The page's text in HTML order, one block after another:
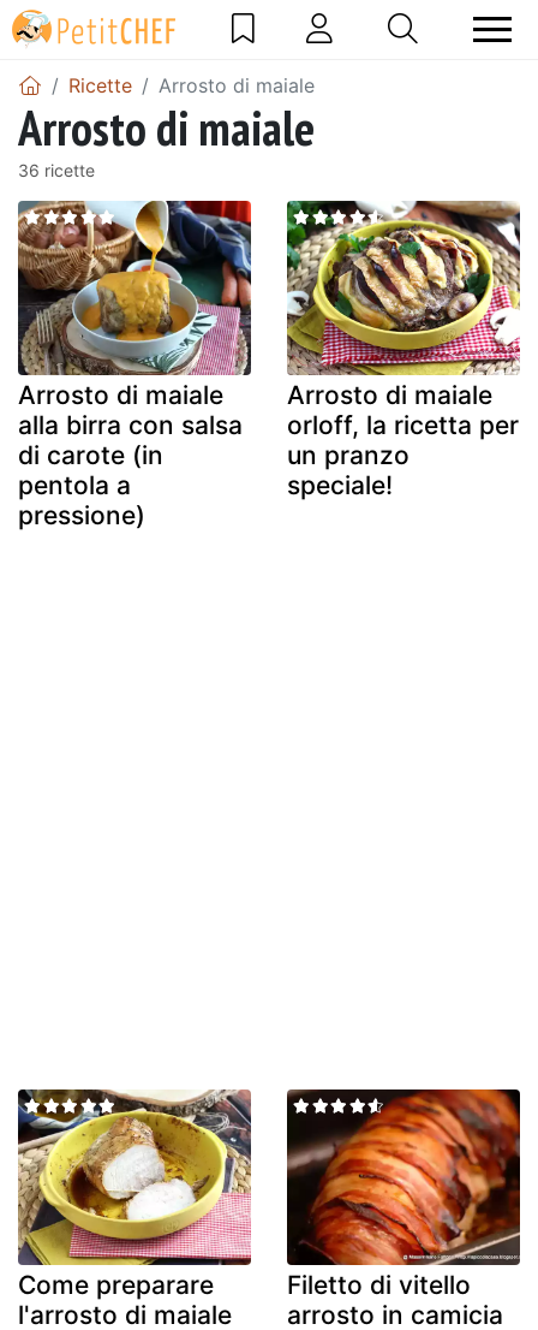
Ricette Arrosto di maiale
Arrosto di maiale
36 ricette
Arrosto di maiale
alla birra con salsa
di carote (in
pentola a
pressione)
Arrosto di maiale
orloff, la ricetta per
un pranzo
speciale!
Come preparare
l'arrosto di maiale
Filetto di vitello
arrosto in camicia